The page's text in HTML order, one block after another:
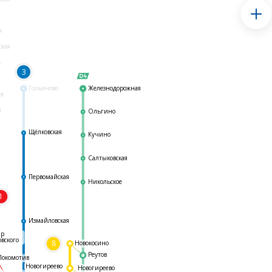
Гольяново
3
8
Железнодорожная
Ольгино
Кучино
Салтыковская
Никольское
Реутов
Измайловская
Первомайская
Щёлковская
Новогиреево
Новогиреево
Новокосино